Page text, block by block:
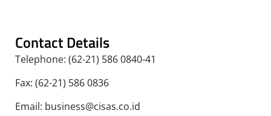
Contact Details
Telephone: (62-21) 586 0840-41
Fax: (62-21) 586 0836
Email: business@cisas.co.id